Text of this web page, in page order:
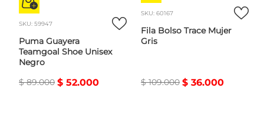
SKU: 59947
Puma Guayera
Teamgoal Shoe Unisex
Negro
$ 89.000 $ 52.000
SKU: 60167
Fila Bolso Trace Mujer
Gris
$ 109.000 $ 36.000